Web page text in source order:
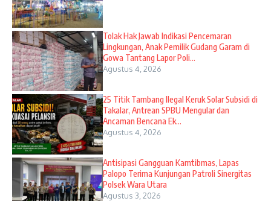
Tolak Hak Jawab Indikasi Pencemaran
Lingkungan, Anak Pemilik Gudang Garam di
Gowa Tantang Lapor Poli...
Agustus 4, 2026
25 Titik Tambang Ilegal Keruk Solar Subsidi di
Takalar, Antrean SPBU Mengular dan
Ancaman Bencana Ek...
Agustus 4, 2026
Antisipasi Gangguan Kamtibmas, Lapas
Palopo Terima Kunjungan Patroli Sinergitas
Polsek Wara Utara
Agustus 3, 2026